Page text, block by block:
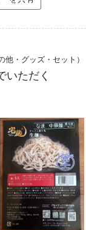
・グッズ・セット）
いただく